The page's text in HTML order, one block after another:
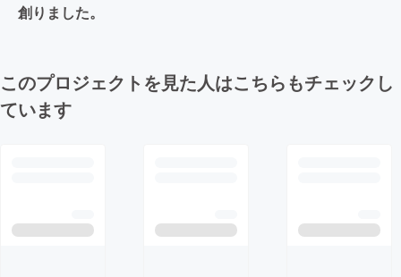
創りました。
このプロジェクトを見た人はこちらもチェックし
ています